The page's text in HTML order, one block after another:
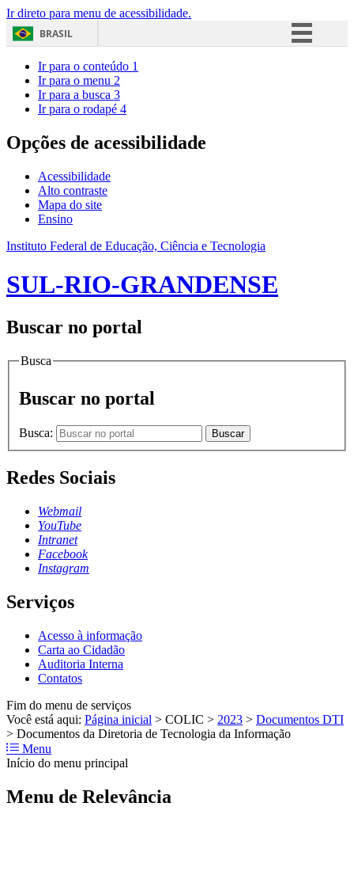
Ir direto para menu de acessibilidade.
BRASIL
Acesso à informação
Ir para o conteúdo 1
Ir para o menu 2
Ir para a busca 3
Ir para o rodapé 4
Opções de acessibilidade
Acessibilidade
Alto contraste
Mapa do site
Ensino
Instituto Federal de Educação, Ciência e Tecnologia
SUL-RIO-GRANDENSE
Buscar no portal
Busca
Buscar no portal
Busca: Buscar
Redes Sociais
Webmail
YouTube
Intranet
Facebook
Instagram
Serviços
Acesso à informação
Carta ao Cidadão
Auditoria Interna
Contatos
Fim do menu de serviços
Você está aqui: Página inicial > COLIC > 2023 > Documentos DTI
> Documentos da Diretoria de Tecnologia da Informação
Menu
Início do menu principal
Menu de Relevância